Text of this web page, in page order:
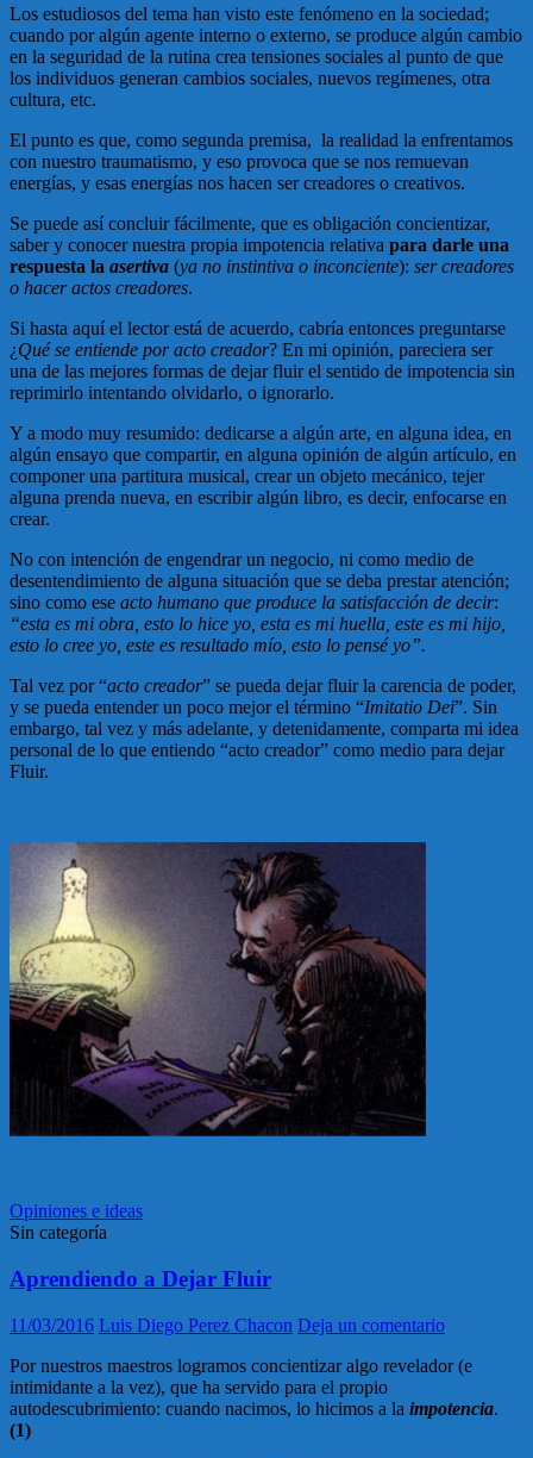
Los estudiosos del tema han visto este fenómeno en la sociedad;
cuando por algún agente interno o externo, se produce algún cambio
en la seguridad de la rutina crea tensiones sociales al punto de que
los individuos generan cambios sociales, nuevos regímenes, otra
cultura, etc.
El punto es que, como segunda premisa, la realidad la enfrentamos
con nuestro traumatismo, y eso provoca que se nos remuevan
energías, y esas energías nos hacen ser creadores o creativos.
Se puede así concluir fácilmente, que es obligación concientizar,
saber y conocer nuestra propia impotencia relativa para darle una
respuesta la asertiva (ya no instintiva o inconciente): ser creadores
o hacer actos creadores.
Si hasta aquí el lector está de acuerdo, cabría entonces preguntarse
¿Qué se entiende por acto creador? En mi opinión, pareciera ser
una de las mejores formas de dejar fluir el sentido de impotencia sin
reprimirlo intentando olvidarlo, o ignorarlo.
Y a modo muy resumido: dedicarse a algún arte, en alguna idea, en
algún ensayo que compartir, en alguna opinión de algún artículo, en
componer una partitura musical, crear un objeto mecánico, tejer
alguna prenda nueva, en escribir algún libro, es decir, enfocarse en
crear.
No con intención de engendrar un negocio, ni como medio de
desentendimiento de alguna situación que se deba prestar atención;
sino como ese acto humano que produce la satisfacción de decir:
“esta es mi obra, esto lo hice yo, esta es mi huella, este es mi hijo,
esto lo cree yo, este es resultado mío, esto lo pensé yo”.
Tal vez por “acto creador” se pueda dejar fluir la carencia de poder,
y se pueda entender un poco mejor el término “Imitatio Dei”. Sin
embargo, tal vez y más adelante, y detenidamente, comparta mi idea
personal de lo que entiendo “acto creador” como medio para dejar
Fluir.
Opiniones e ideas
Sin categoría
Aprendiendo a Dejar Fluir
11/03/2016 Luis Diego Perez Chacon Deja un comentario
Por nuestros maestros logramos concientizar algo revelador (e
intimidante a la vez), que ha servido para el propio
autodescubrimiento: cuando nacimos, lo hicimos a la impotencia.
(1)